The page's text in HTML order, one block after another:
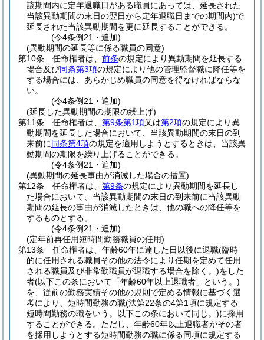
該期間内に定年退職日がある職員にあっては、延長された
当該異動期間の末日の翌日から定年退職日までの期間内)で
延長された当該異動期間を更に延長することができる。
(令4条例21・追加)
(異動期間の延長等に係る職員の同意)
第10条
任命権者は、 前条の規定により異動期間を延長する
場合及び同条第3項の規定により他の管理監督職に降任等を
する場合には、あらかじめ職員の同意を得なければならな
い。
(令4条例21・追加)
(延長した異動期間の期限の繰上げ)
第11条
任命権者は、 第9条第1項又は第2項の規定により異
動期間を延長した場合において、当該異動期間の末日の到
来前に同条第4項の規定を適用しようとするときは、当該異
動期間の期限を繰り上げることができる。
(令4条例21・追加)
(異動期間の延長事由が消滅した場合の措置)
第12条
任命権者は、 第9条の規定により異動期間を延長し
た場合において、当該異動期間の末日の到来前に当該異動
期間の延長の事由が消滅したときは、他の職への降任等を
するものとする。
(令4条例21・追加)
(定年前再任用短時間勤務職員の任用)
第13条
任命権者は、年齢60年に達した日以後に退職(臨時
的に任用される職員その他の法令により任期を定めて任用
される職員及び非常勤職員が退職する場合を除く。)をした
者(以下この条において「年齢60年以上退職者」という。)
を、従前の勤務実績その他の規則で定める情報に基づく選
考により、短時間勤務の職(法第22条の4第1項に規定する
短時間勤務の職をいう。以下この条において同じ。)に採用
することができる。 ただし、年齢60年以上退職者がその者
を採用しようとする短時間勤務の職に係る同項に規定する